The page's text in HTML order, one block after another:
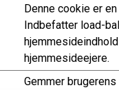
Denne cookie er
Indbefatter load-
hjemmesideejere.
Gemmer